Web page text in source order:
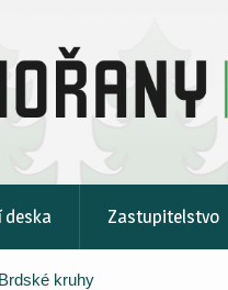
deska Zastupitelstvo
Brdské kruhy